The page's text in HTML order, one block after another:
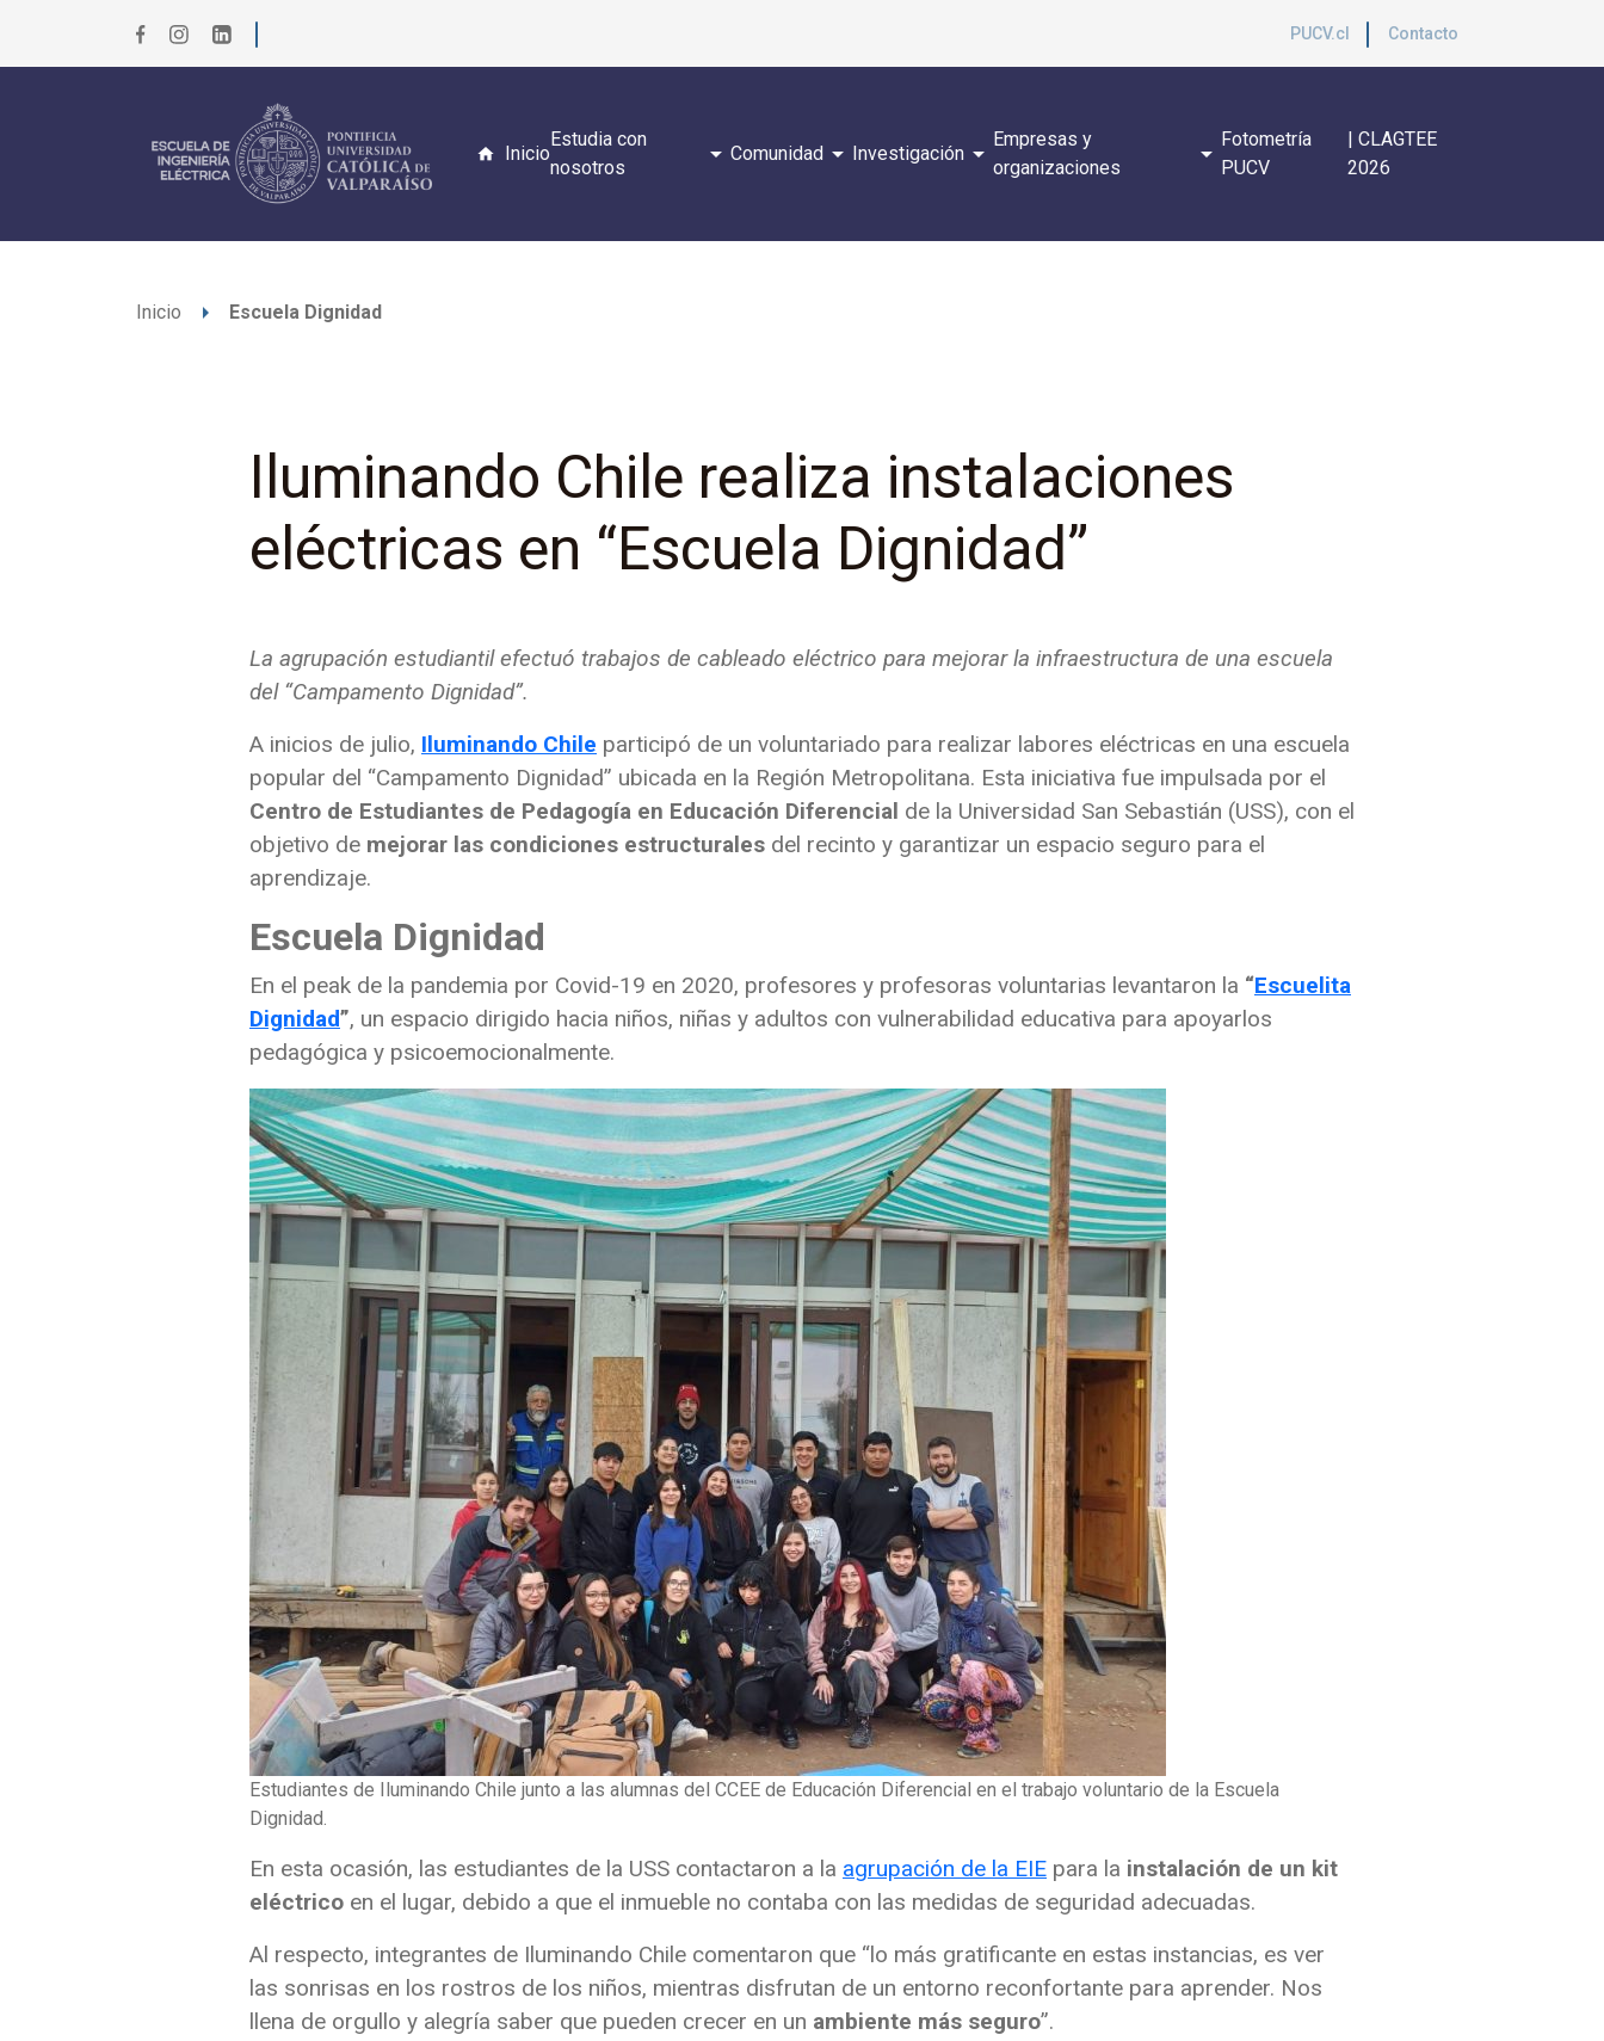
PUCV.cl Contacto
Inicio
Estudia con
nosotros
arrow_drop_down Comunidadarrow_drop_down Investigaciónarrow_drop_down
Empresas y
organizaciones
arrow_drop_down
Fotometría
PUCV
| CLAGTEE
2026
Inicio arrow_right Escuela Dignidad
Iluminando Chile realiza instalaciones
eléctricas en “Escuela Dignidad”
La agrupación estudiantil efectuó trabajos de cableado eléctrico para mejorar la infraestructura de una escuela
del “Campamento Dignidad”.
A inicios de julio, Iluminando Chile participó de un voluntariado para realizar labores eléctricas en una escuela
popular del “Campamento Dignidad” ubicada en la Región Metropolitana. Esta iniciativa fue impulsada por el
Centro de Estudiantes de Pedagogía en Educación Diferencial de la Universidad San Sebastián (USS), con el
objetivo de mejorar las condiciones estructurales del recinto y garantizar un espacio seguro para el
aprendizaje.
Escuela Dignidad
En el peak de la pandemia por Covid-19 en 2020, profesores y profesoras voluntarias levantaron la “Escuelita
Dignidad”, un espacio dirigido hacia niños, niñas y adultos con vulnerabilidad educativa para apoyarlos
pedagógica y psicoemocionalmente.
Estudiantes de Iluminando Chile junto a las alumnas del CCEE de Educación Diferencial en el trabajo voluntario de la Escuela
Dignidad.
En esta ocasión, las estudiantes de la USS contactaron a la agrupación de la EIE para la instalación de un kit
eléctrico en el lugar, debido a que el inmueble no contaba con las medidas de seguridad adecuadas.
Al respecto, integrantes de Iluminando Chile comentaron que “lo más gratificante en estas instancias, es ver
las sonrisas en los rostros de los niños, mientras disfrutan de un entorno reconfortante para aprender. Nos
llena de orgullo y alegría saber que pueden crecer en un ambiente más seguro”.